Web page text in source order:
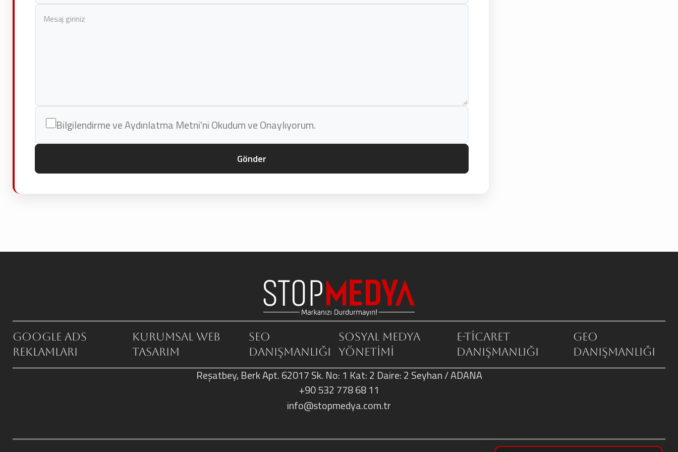
Bilgilendirme ve Aydınlatma Metni'ni Okudum ve Onaylıyorum.
Google ADS
Reklamları
Kurumsal Web
Tasarım
SEO
Danışmanlığı
Sosyal Medya
Yönetimi
E-Ticaret
Danışmanlığı
GEO
Danışmanlığı
Reşatbey, Berk Apt. 62017 Sk. No: 1 Kat: 2 Daire: 2 Seyhan / ADANA
+90 532 778 68 11
info@stopmedya.com.tr